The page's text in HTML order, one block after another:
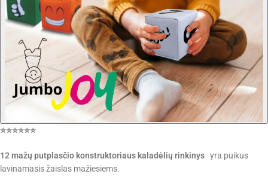
⭐⭐⭐⭐⭐⭐
12 mažų putplasčio konstruktoriaus kaladėlių rinkinys yra puikus
lavinamasis žaislas mažiesiems.